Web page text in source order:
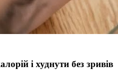
і худнути без зривів